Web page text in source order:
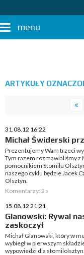
menu
ARTYKUŁY
31.08.12 16:22
Michał Świderski
Prezentujemy Wam trzeci
Tym razem rozmawialiśmy z
pomocnikiem Stomilu
naszego cyklu będzie Jacek
Olsztyn.
Komentarzy: 2 »
15.08.12 21:21
Glanowski: Rywal
zaskoczył
Michał Glanowski, który w
wybiegł w pierwszym
wypowiedzi dla